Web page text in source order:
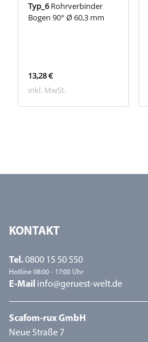
Typ_6Rohrverbinder
Bogen 90° Ø 60,3 mm
13,28 €
inkl. MwSt.
KONTAKT
Tel.0800 15 50 550
Hotline 08:00 - 17:00 Uhr
E-Mail info@geruest-welt.de
Scafom-rux GmbH
Neue Straße 7